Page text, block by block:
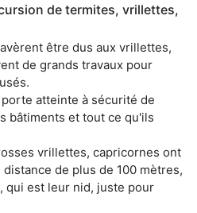
de termites, vrillettes,
être dus aux vrillettes,
de grands travaux pour
atteinte à sécurité de
bâtiments et tout ce qu'ils
vrillettes, capricornes ont
de plus de 100 mètres,
qui est leur nid, juste pour